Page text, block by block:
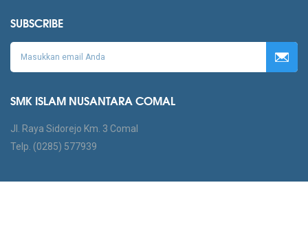
SUBSCRIBE
SMK ISLAM NUSANTARA COMAL
Jl. Raya Sidorejo Km. 3 Comal
Telp. (0285) 577939